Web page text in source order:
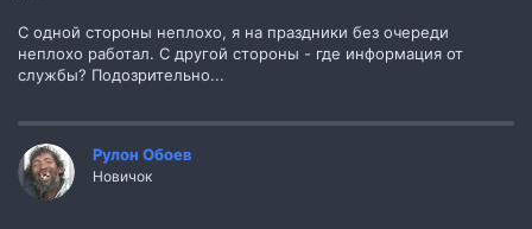
С одной стороны неплохо, я на праздники без очереди
неплохо работал. С другой стороны - где информация от
службы? Подозрительно...
Рулон Обоев
Новичок